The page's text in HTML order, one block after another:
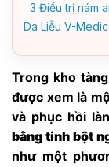
3 Điều trị nám
Da Liễu V-
Trong kho
được xem là
và phục hồi
bằng tinh bột
như một